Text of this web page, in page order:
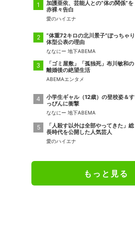
加護亜依、芸能人との“体の関係”を
赤裸々告白
愛のハイエナ
“体重72キロの北川景子”ぽっちゃり
体型公表の理由
ななにー 地下ABEMA
「ゴミ屋敷」「孤独死」布川敏和の
離婚後の絶望生活
ABEMAエンタメ
小学生ギャル（12歳）の登校姿＆す
っぴんに衝撃
ななにー 地下ABEMA
「人殺す以外は全部やってきた」総
長時代を公開した人気芸人
愛のハイエナ
もっと見る